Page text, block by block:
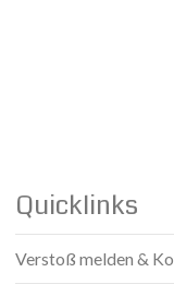
Quicklinks
Verstoß melden &